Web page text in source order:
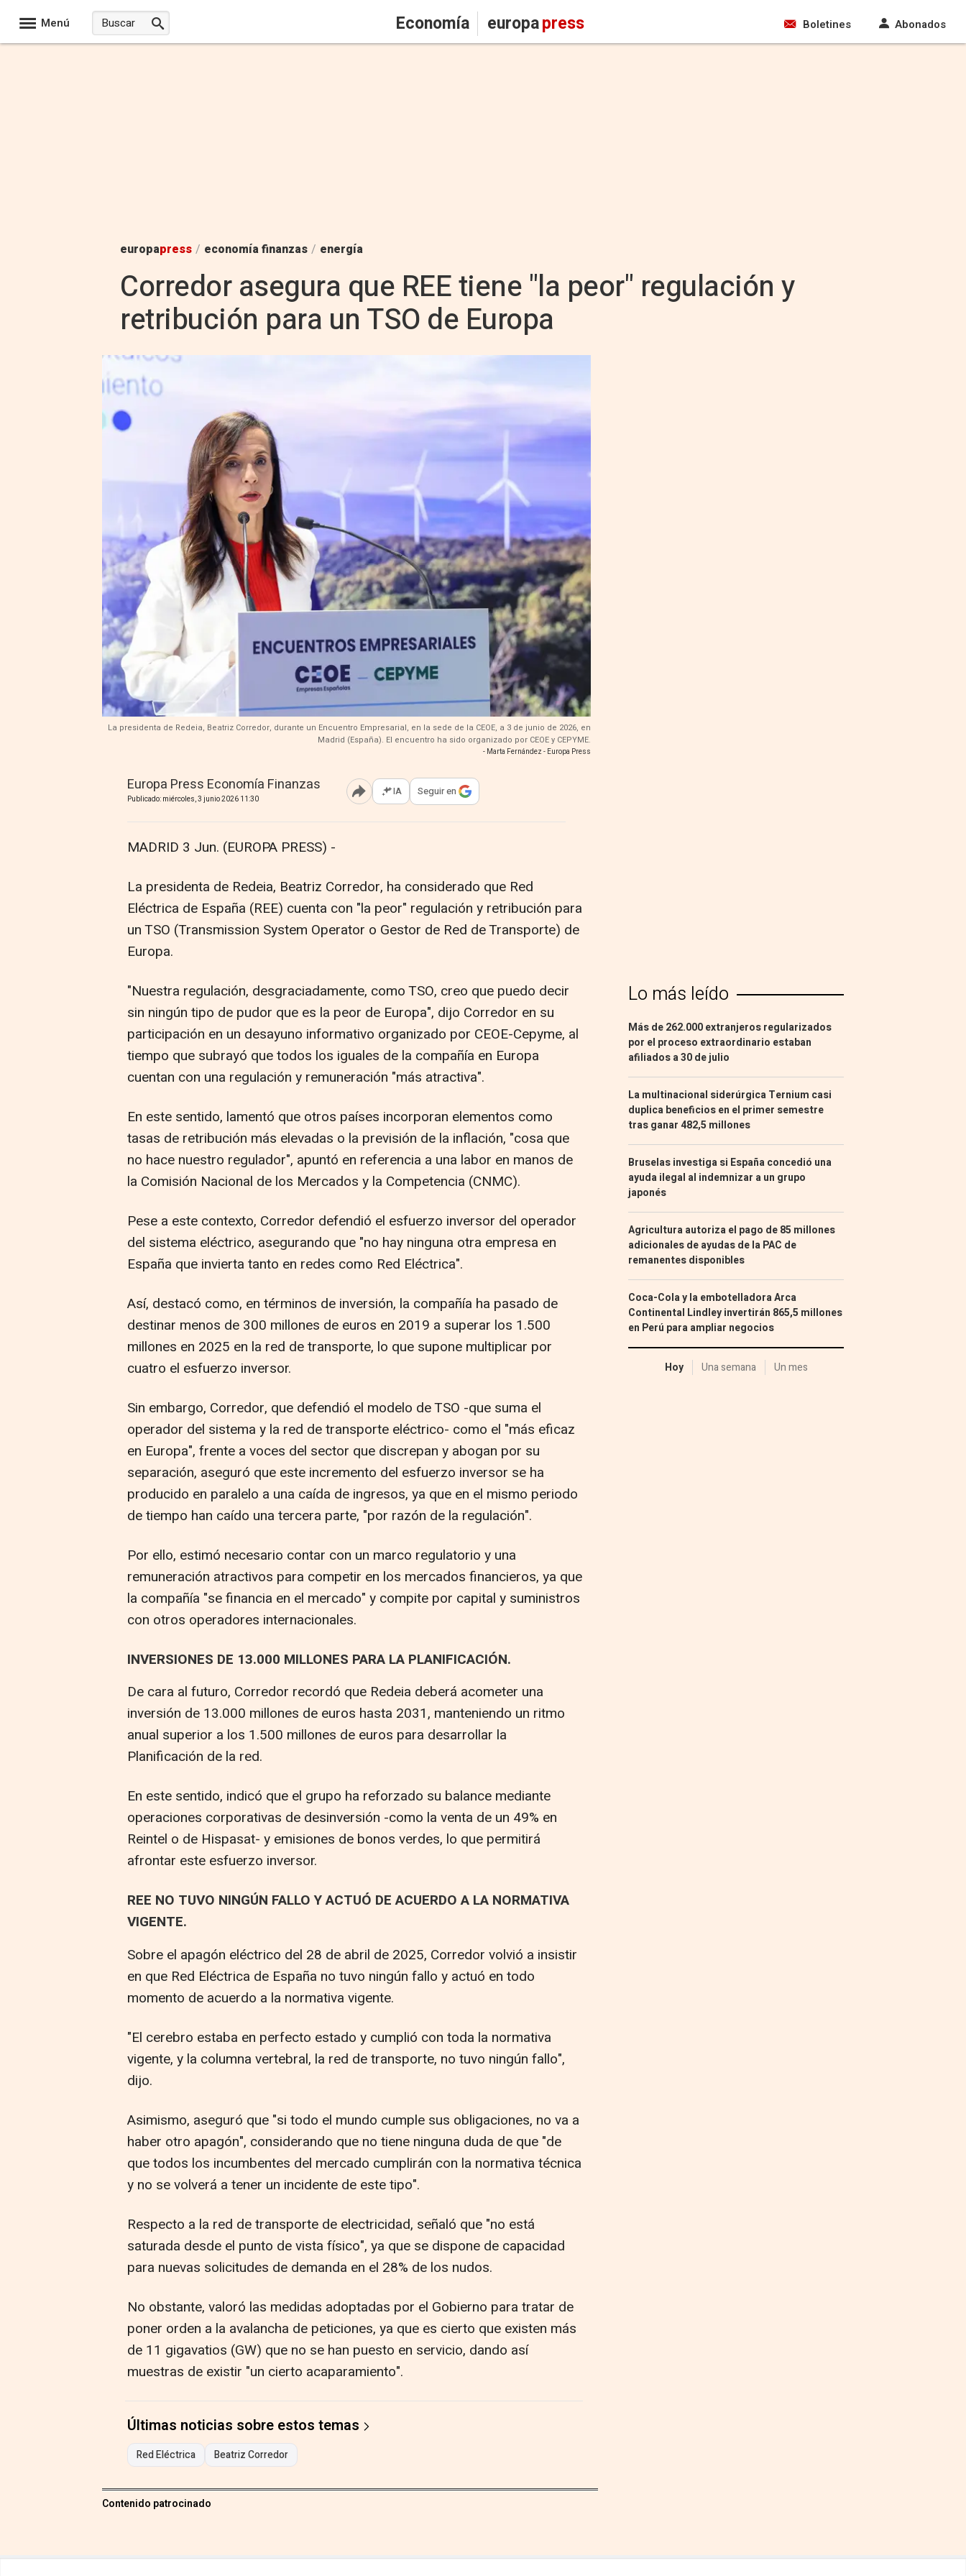
Menú Economía europapress Boletines Abonados
europapress / economía finanzas / energía
Corredor asegura que REE tiene "la peor" regulación y
retribución para un TSO de Europa
La presidenta de Redeia, Beatriz Corredor, durante un Encuentro Empresarial, en la sede de la CEOE, a 3 de junio de 2026, en
Madrid (España). El encuentro ha sido organizado por CEOE y CEPYME.
- Marta Fernández - Europa Press
Europa Press Economía Finanzas
Publicado: miércoles, 3 junio 2026 11:30 Abrir opciones para compartir
IA Seguir en
MADRID 3 Jun. (EUROPA PRESS) -
La presidenta de Redeia, Beatriz Corredor, ha considerado que Red
Eléctrica de España (REE) cuenta con "la peor" regulación y retribución para
un TSO (Transmission System Operator o Gestor de Red de Transporte) de
Europa.
"Nuestra regulación, desgraciadamente, como TSO, creo que puedo decir
sin ningún tipo de pudor que es la peor de Europa", dijo Corredor en su
participación en un desayuno informativo organizado por CEOE-Cepyme, al
tiempo que subrayó que todos los iguales de la compañía en Europa
cuentan con una regulación y remuneración "más atractiva".
En este sentido, lamentó que otros países incorporan elementos como
tasas de retribución más elevadas o la previsión de la inflación, "cosa que
no hace nuestro regulador", apuntó en referencia a una labor en manos de
la Comisión Nacional de los Mercados y la Competencia (CNMC).
Pese a este contexto, Corredor defendió el esfuerzo inversor del operador
del sistema eléctrico, asegurando que "no hay ninguna otra empresa en
España que invierta tanto en redes como Red Eléctrica".
Así, destacó como, en términos de inversión, la compañía ha pasado de
destinar menos de 300 millones de euros en 2019 a superar los 1.500
millones en 2025 en la red de transporte, lo que supone multiplicar por
cuatro el esfuerzo inversor.
Sin embargo, Corredor, que defendió el modelo de TSO -que suma el
operador del sistema y la red de transporte eléctrico- como el "más eficaz
en Europa", frente a voces del sector que discrepan y abogan por su
separación, aseguró que este incremento del esfuerzo inversor se ha
producido en paralelo a una caída de ingresos, ya que en el mismo periodo
de tiempo han caído una tercera parte, "por razón de la regulación".
Por ello, estimó necesario contar con un marco regulatorio y una
remuneración atractivos para competir en los mercados financieros, ya que
la compañía "se financia en el mercado" y compite por capital y suministros
con otros operadores internacionales.
INVERSIONES DE 13.000 MILLONES PARA LA PLANIFICACIÓN.
De cara al futuro, Corredor recordó que Redeia deberá acometer una
inversión de 13.000 millones de euros hasta 2031, manteniendo un ritmo
anual superior a los 1.500 millones de euros para desarrollar la
Planificación de la red.
En este sentido, indicó que el grupo ha reforzado su balance mediante
operaciones corporativas de desinversión -como la venta de un 49% en
Reintel o de Hispasat- y emisiones de bonos verdes, lo que permitirá
afrontar este esfuerzo inversor.
REE NO TUVO NINGÚN FALLO Y ACTUÓ DE ACUERDO A LA NORMATIVA
VIGENTE.
Sobre el apagón eléctrico del 28 de abril de 2025, Corredor volvió a insistir
en que Red Eléctrica de España no tuvo ningún fallo y actuó en todo
momento de acuerdo a la normativa vigente.
"El cerebro estaba en perfecto estado y cumplió con toda la normativa
vigente, y la columna vertebral, la red de transporte, no tuvo ningún fallo",
dijo.
Asimismo, aseguró que "si todo el mundo cumple sus obligaciones, no va a
haber otro apagón", considerando que no tiene ninguna duda de que "de
que todos los incumbentes del mercado cumplirán con la normativa técnica
y no se volverá a tener un incidente de este tipo".
Respecto a la red de transporte de electricidad, señaló que "no está
saturada desde el punto de vista físico", ya que se dispone de capacidad
para nuevas solicitudes de demanda en el 28% de los nudos.
No obstante, valoró las medidas adoptadas por el Gobierno para tratar de
poner orden a la avalancha de peticiones, ya que es cierto que existen más
de 11 gigavatios (GW) que no se han puesto en servicio, dando así
muestras de existir "un cierto acaparamiento".
Últimas noticias sobre estos temas
Red Eléctrica Beatriz Corredor
Contenido patrocinado
Lo más leído
Más de 262.000 extranjeros regularizados
por el proceso extraordinario estaban
afiliados a 30 de julio
La multinacional siderúrgica Ternium casi
duplica beneficios en el primer semestre
tras ganar 482,5 millones
Bruselas investiga si España concedió una
ayuda ilegal al indemnizar a un grupo
japonés
Agricultura autoriza el pago de 85 millones
adicionales de ayudas de la PAC de
remanentes disponibles
Coca-Cola y la embotelladora Arca
Continental Lindley invertirán 865,5 millones
en Perú para ampliar negocios
Hoy Una semana Un mes